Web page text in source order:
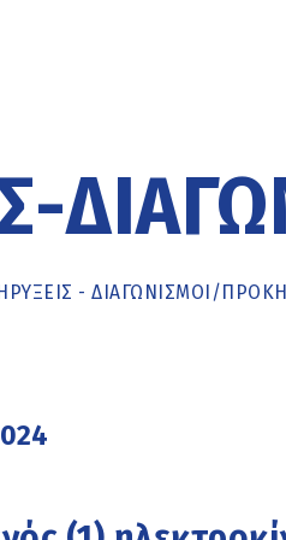
- ΔΙΑΓΩΝΙΣΜΟΙ /